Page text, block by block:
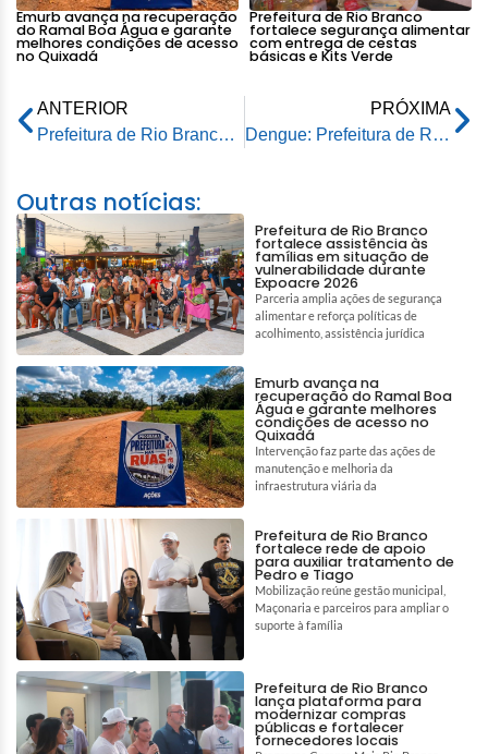
Emurb avança na recuperação
do Ramal Boa Água e garante
melhores condições de acesso
no Quixadá
Prefeitura de Rio Branco
fortalece segurança alimentar
com entrega de cestas
básicas e Kits Verde
ANTERIOR
Prefeitura de Rio Branco recebe emenda parlamentar de R$ 500 mil para Assistência Social e Direitos Humanos
PRÓXIMA
Dengue: Prefeitura de Rio Branco realiza mutirão de vacinação para crianças e adolescentes
Outras notícias:
Prefeitura de Rio Branco
fortalece assistência às
famílias em situação de
vulnerabilidade durante
Expoacre 2026
Parceria amplia ações de segurança
alimentar e reforça políticas de
acolhimento, assistência jurídica
Emurb avança na
recuperação do Ramal Boa
Água e garante melhores
condições de acesso no
Quixadá
Intervenção faz parte das ações de
manutenção e melhoria da
infraestrutura viária da
Prefeitura de Rio Branco
fortalece rede de apoio
para auxiliar tratamento de
Pedro e Tiago
Mobilização reúne gestão municipal,
Maçonaria e parceiros para ampliar o
suporte à família
Prefeitura de Rio Branco
lança plataforma para
modernizar compras
públicas e fortalecer
fornecedores locais